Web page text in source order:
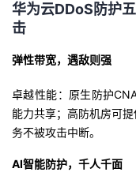
华为云DDoS防护
击
弹性带宽，遇敌则强
卓越性能：原生防护
能力共享；高防机房可
务不被攻击中断。
AI智能防护，千人千面